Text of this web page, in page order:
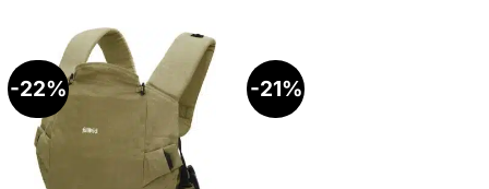
-22% -21%